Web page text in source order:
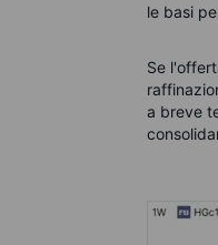
le basi
Se
a breve